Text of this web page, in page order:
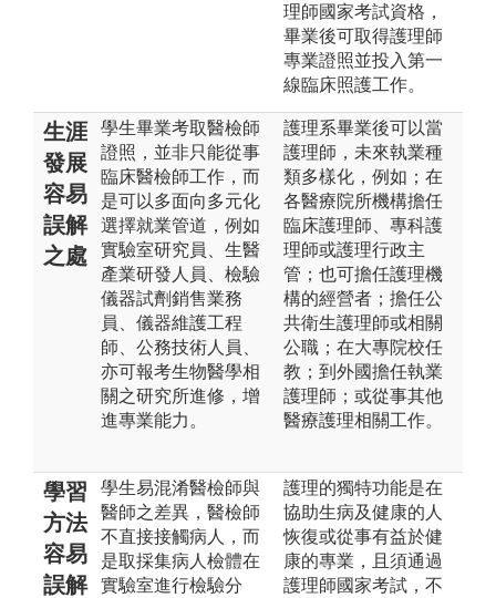
理師國家考試資格，
畢業後可取得護理師
專業證照並投入第一
線臨床照護工作。
生涯
發展
容易
誤解
之處
學生畢業考取醫檢師
證照，並非只能從事
臨床醫檢師工作，而
是可以多面向多元化
選擇就業管道，例如
實驗室研究員、生醫
產業研發人員、檢驗
儀器試劑銷售業務
員、儀器維護工程
師、公務技術人員、
亦可報考生物醫學相
關之研究所進修，增
進專業能力。
護理系畢業後可以當
護理師，未來執業種
類多樣化，例如；在
各醫療院所機構擔任
臨床護理師、專科護
理師或護理行政主
管；也可擔任護理機
構的經營者；擔任公
共衛生護理師或相關
公職；在大專院校任
教；到外國擔任執業
護理師；或從事其他
醫療護理相關工作。
學習
方法
容易
誤解
學生易混淆醫檢師與
醫師之差異，醫檢師
不直接接觸病人，而
是取採集病人檢體在
實驗室進行檢驗分
護理的獨特功能是在
協助生病及健康的人
恢復或從事有益於健
康的專業，且須通過
護理師國家考試，不